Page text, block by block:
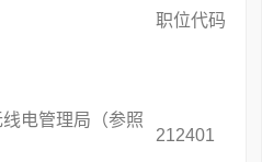
职位代码
电管理局（参照
212401